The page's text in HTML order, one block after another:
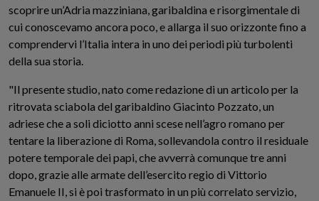
scoprire un’Adria mazziniana, garibaldina e risorgimentale di
cui conoscevamo ancora poco, e allarga il suo orizzonte fino a
comprendervi l’Italia intera in uno dei periodi più turbolenti
della sua storia.
"Il presente studio, nato come redazione di un articolo per la
ritrovata sciabola del garibaldino Giacinto Pozzato, un
adriese che a soli diciotto anni scese nell’agro romano per
tentare la liberazione di Roma, sollevandola contro il residuale
potere temporale dei papi, che avverrà comunque tre anni
dopo, grazie alle armate dell’esercito regio di Vittorio
Emanuele II, si è poi trasformato in un più correlato servizio,